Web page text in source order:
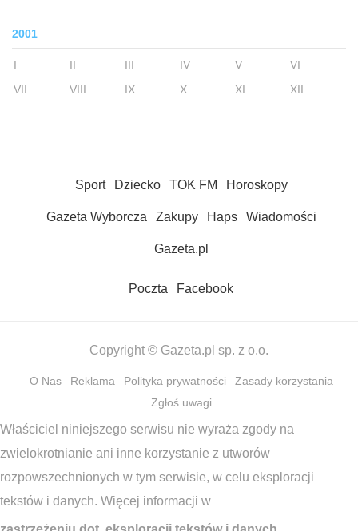
2001
I II III IV V
VI
VII
VIII IX X XI XII
Sport Dziecko TOK FM Horoskopy
Gazeta Wyborcza Zakupy Haps Wiadomości
Gazeta.pl
Poczta Facebook
Copyright © Gazeta.pl sp. z o.o.
O Nas Reklama Polityka prywatności
Zasady korzystania
Zgłoś uwagi
Właściciel niniejszego serwisu nie wyraża zgody na
zwielokrotnianie ani inne korzystanie z utworów
rozpowszechnionych w tym serwisie, w celu eksploracji
tekstów i danych. Więcej informacji w